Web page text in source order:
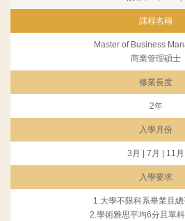
課程名稱
Master of Business
商業管理碩士
修業長度
2年
入學月份
3月 | 7月 | 11月
入學要求
1.大學不限科系畢業且
2.學術雅思平均6分且單